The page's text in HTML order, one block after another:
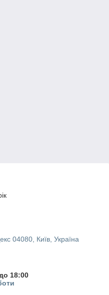
04080, Київ, Україна
18:00